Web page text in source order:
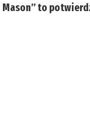
Mason” to